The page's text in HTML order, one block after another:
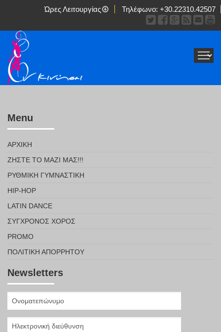
Ώρες Λειτουργίας Τηλέφωνο: +30.22310.42507
Menu
ΑΡΧΙΚΉ
ΖΉΣΤΕ ΤΟ ΜΑΖΊ ΜΑΣ!!!
ΡΥΘΜΙΚΉ ΓΥΜΝΑΣΤΙΚΉ
HIP-HOP
LATIN DANCE
ΣΎΓΧΡΟΝΟΣ ΧΟΡΌΣ
PROMO
ΠΟΛΙΤΙΚΉ ΑΠΟΡΡΉΤΟΥ
Newsletters